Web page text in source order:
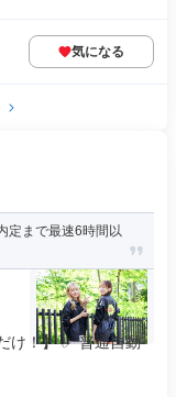
気になる
定まで最速6時間以
け！】 ✅ 普通自動